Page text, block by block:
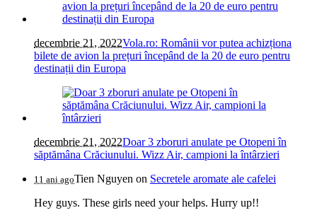
decembrie 21, 2022Vola.ro: Românii vor putea achizționa
bilete de avion la prețuri începând de la 20 de euro pentru
destinații din Europa
decembrie 21, 2022Doar 3 zboruri anulate pe Otopeni în
săptămâna Crăciunului. Wizz Air, campioni la întârzieri
11 ani agoTien Nguyen on Secretele aromate ale cafelei
Hey guys. These girls need your helps. Hurry up!!